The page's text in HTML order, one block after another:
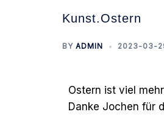
Kunst.Ostern
BY ADMIN 2023-03-
Ostern ist viel
Danke Jochen für